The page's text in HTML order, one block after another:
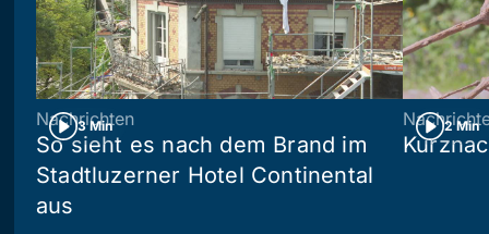
3 Min
Nachrichten
So sieht es nach dem Brand im
Stadtluzerner Hotel Continental
aus
2 Min